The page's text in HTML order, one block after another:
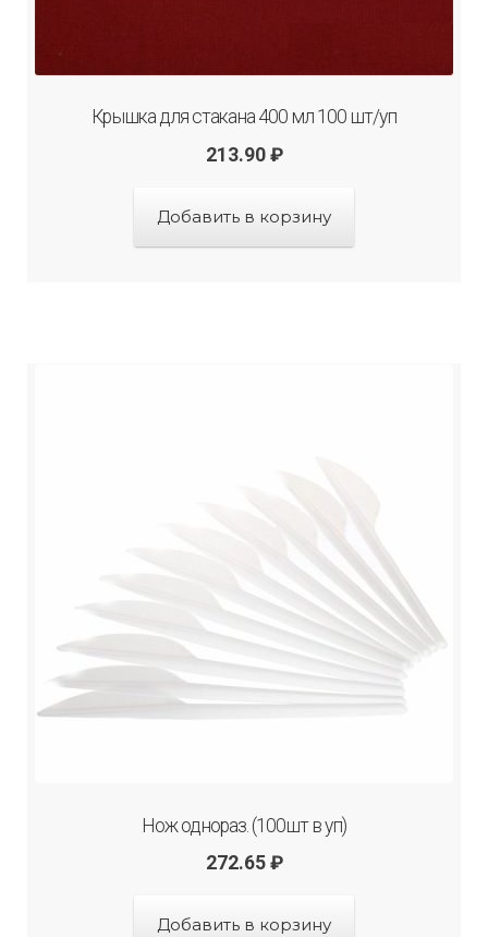
Крышка для стакана 400 мл 100 шт/уп
213.90 ₽
Добавить в корзину
Нож однораз. (100шт в уп)
272.65 ₽
Добавить в корзину